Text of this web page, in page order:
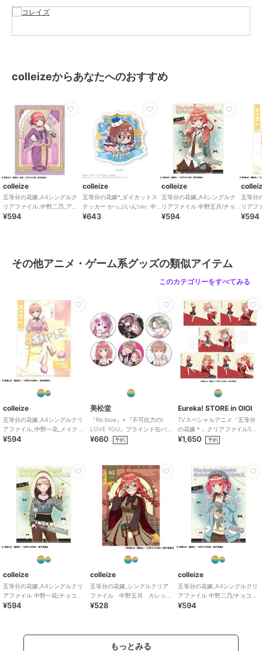
colleizeからあなたへのおすすめ
colleize
五等分の花嫁_A4シングルク
リアファイル_中野二乃_アー
ルヌーヴォー
¥594
colleize
五等分の花嫁*_ダイカットス
テッカー かっぷいん!ver. 中
野三玖
¥643
colleize
五等分の花嫁_A4シングルク
リアファイル 中野五月/チョ
コミントGAL
¥594
五等分
リアフ
クアッ
¥594
その他アニメ・ゲーム系グッズの類似アイテム
このカテゴリーをすべてみる
colleize
五等分の花嫁_A4シングルクリ
アファイル_中野一花_メイクア
ップ
¥594
美松堂
『Re:blue』×『不可抗力のI
LOVE YOU』ブラインド缶バ
ッジ（全6種）
¥660 予約
Eureka! STORE in OIOI
TVスペシャルアニメ「五等分
の花嫁＊」クリアファイル5種
セット
¥1,650 予約
colleize
五等分の花嫁_A4シングルクリ
アファイル 中野一花/チョコミ
ントGAL
¥594
colleize
五等分の花嫁_シングルクリア
ファイル 中野五月 カレッ
ジスタイル
¥528
colleize
五等分の花嫁_A4シングルクリ
アファイル 中野二乃/チョコミ
ントGAL
¥594
もっとみる